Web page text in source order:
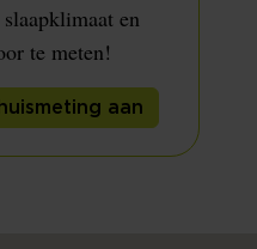
en
te meten!
aan